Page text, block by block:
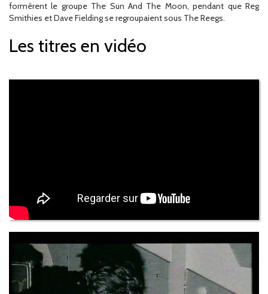
formèrent le groupe The Sun And The Moon, pendant que Reg
Smithies et Dave Fielding se regroupaient sous The Reegs.
Les titres en vidéo